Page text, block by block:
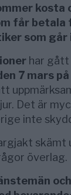
kosta
får
som går
har gått
7 mars
Det är
inte
överlag.